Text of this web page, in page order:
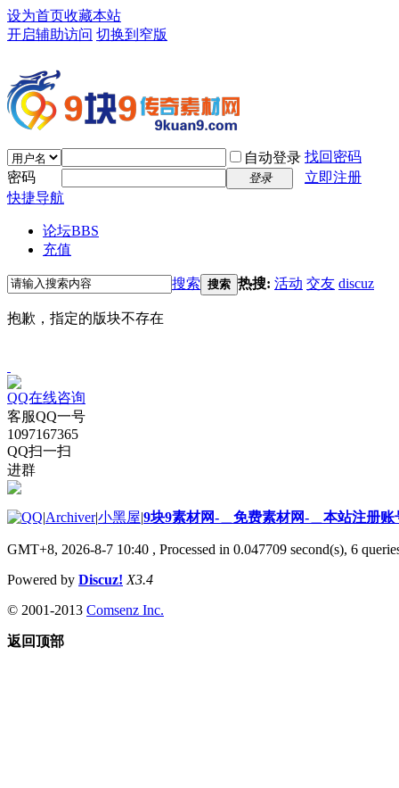
设为首页收藏本站
开启辅助访问 切换到窄版
自动登录 找回密码
密码
登录
立即注册
快捷导航
论坛BBS
充值
搜索 搜索 热搜: 活动 交友 discuz
抱歉，指定的版块不存在
QQ在线咨询
客服QQ一号
1097167365
QQ扫一扫
进群
|Archiver|小黑屋|9块9素材网-＿免费素材网-＿本站注册账
GMT+8, 2026-8-7 10:40 , Processed in 0.047709 second(s), 6
Powered by Discuz! X3.4
© 2001-2013 Comsenz Inc.
返回顶部